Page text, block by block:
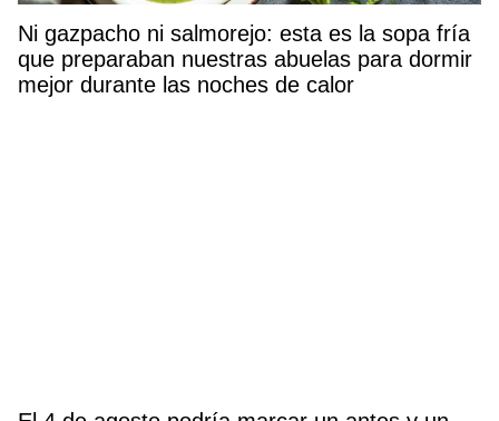
Ni gazpacho ni salmorejo: esta es la sopa fría
que preparaban nuestras abuelas para dormir
mejor durante las noches de calor